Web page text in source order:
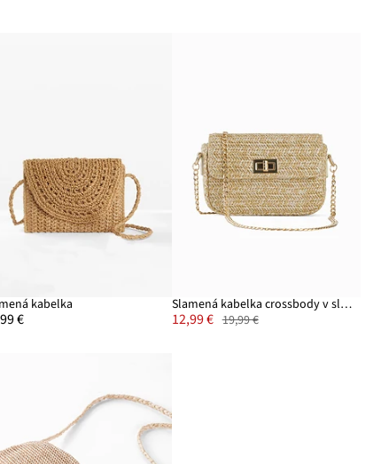
kabelka
€
Slamená kabelka crossbody v slamenom vzhľade
12,99 € 19,99 €